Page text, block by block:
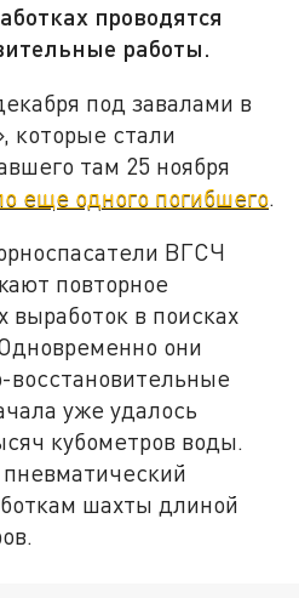
проводятся
работы.
под завалами в
которые стали
там 25 ноября
еще одного погибшего.
ВГСЧ
повторное
выработок в поисках
они
уже удалось
кубометров воды.
шахты длиной